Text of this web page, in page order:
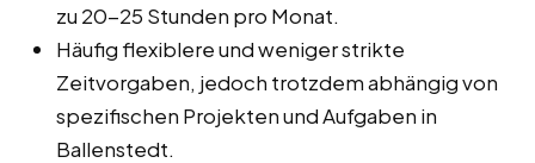
zu 20-25 Stunden pro Monat.
Häufig flexiblere und weniger strikte
Zeitvorgaben, jedoch trotzdem abhängig von
spezifischen Projekten und Aufgaben in
Ballenstedt.